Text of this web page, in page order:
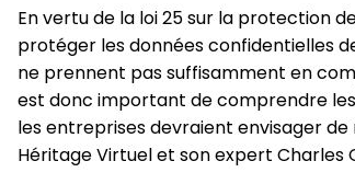
En vertu de la loi 25 sur la protection
protéger les données confidentielles
ne prennent pas suffisamment en
est donc important de comprendre
les entreprises devraient envisager
Héritage Virtuel et son expert Charles